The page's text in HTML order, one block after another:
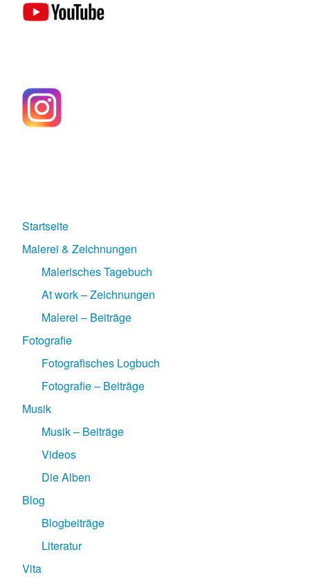
Startseite
Malerei & Zeichnungen
Malerisches Tagebuch
At work – Zeichnungen
Malerei – Beiträge
Fotografie
Fotografisches Logbuch
Fotografie – Beiträge
Musik
Musik – Beiträge
Videos
Die Alben
Blog
Blogbeiträge
Literatur
Vita